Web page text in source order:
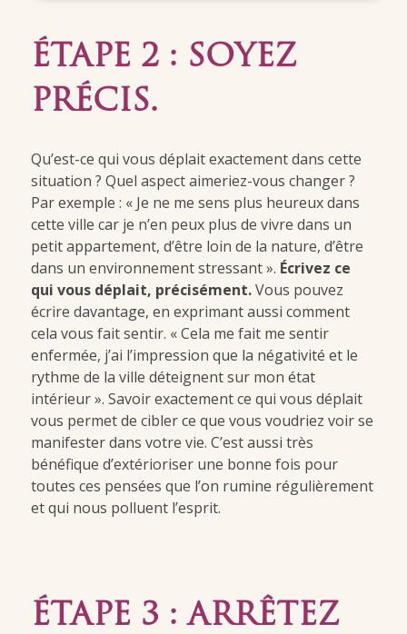
ÉTAPE 2 : SOYEZ
PRÉCIS.
Qu’est-ce qui vous déplait exactement dans cette
situation ? Quel aspect aimeriez-vous changer ?
Par exemple : « Je ne me sens plus heureux dans
cette ville car je n’en peux plus de vivre dans un
petit appartement, d’être loin de la nature, d’être
dans un environnement stressant ». Écrivez ce
qui vous déplait, précisément.Vous pouvez
écrire davantage, en exprimant aussi comment
cela vous fait sentir. « Cela me fait me sentir
enfermée, j’ai l’impression que la négativité et le
rythme de la ville déteignent sur mon état
intérieur ». Savoir exactement ce qui vous déplait
vous permet de cibler ce que vous voudriez voir se
manifester dans votre vie. C’est aussi très
bénéfique d’extérioriser une bonne fois pour
toutes ces pensées que l’on rumine régulièrement
et qui nous polluent l’esprit.
ÉTAPE 3 : ARRÊTEZ